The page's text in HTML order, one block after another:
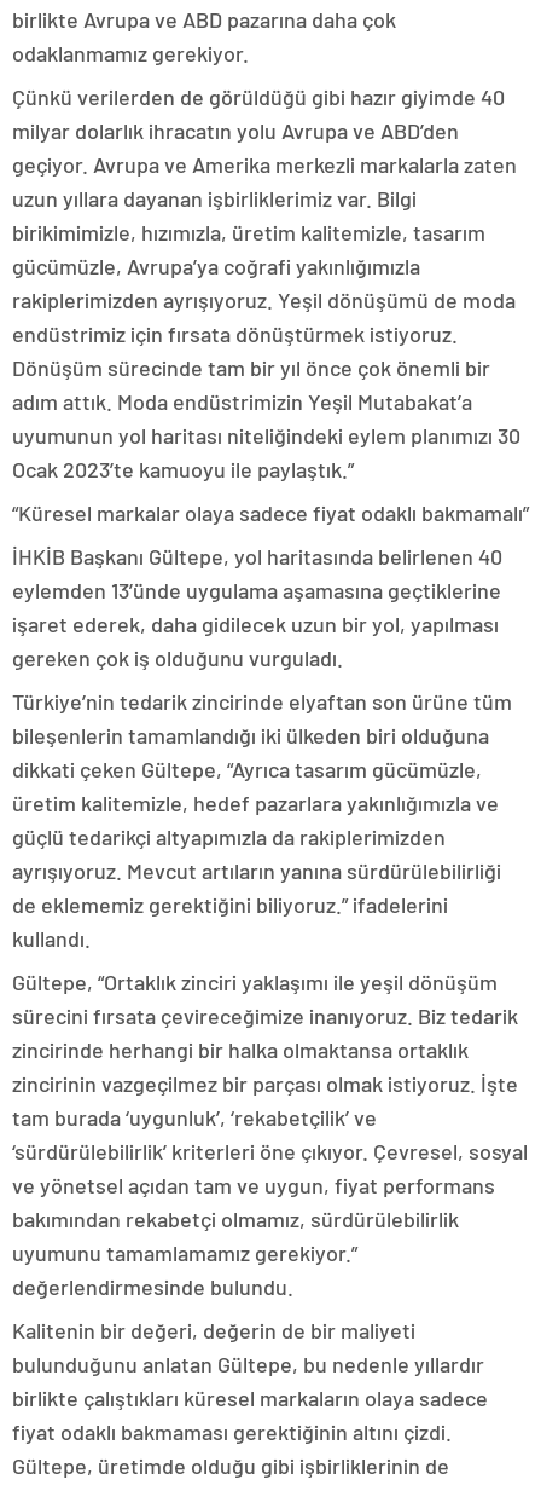
birlikte Avrupa ve ABD pazarına daha çok
odaklanmamız gerekiyor.
Çünkü verilerden de görüldüğü gibi hazır giyimde 40
milyar dolarlık ihracatın yolu Avrupa ve ABD’den
geçiyor. Avrupa ve Amerika merkezli markalarla zaten
uzun yıllara dayanan işbirliklerimiz var. Bilgi
birikimimizle, hızımızla, üretim kalitemizle, tasarım
gücümüzle, Avrupa’ya coğrafi yakınlığımızla
rakiplerimizden ayrışıyoruz. Yeşil dönüşümü de moda
endüstrimiz için fırsata dönüştürmek istiyoruz.
Dönüşüm sürecinde tam bir yıl önce çok önemli bir
adım attık. Moda endüstrimizin Yeşil Mutabakat’a
uyumunun yol haritası niteliğindeki eylem planımızı 30
Ocak 2023’te kamuoyu ile paylaştık.”
“Küresel markalar olaya sadece fiyat odaklı bakmamalı”
İHKİB Başkanı Gültepe, yol haritasında belirlenen 40
eylemden 13’ünde uygulama aşamasına geçtiklerine
işaret ederek, daha gidilecek uzun bir yol, yapılması
gereken çok iş olduğunu vurguladı.
Türkiye’nin tedarik zincirinde elyaftan son ürüne tüm
bileşenlerin tamamlandığı iki ülkeden biri olduğuna
dikkati çeken Gültepe, “Ayrıca tasarım gücümüzle,
üretim kalitemizle, hedef pazarlara yakınlığımızla ve
güçlü tedarikçi altyapımızla da rakiplerimizden
ayrışıyoruz. Mevcut artıların yanına sürdürülebilirliği
de eklememiz gerektiğini biliyoruz.” ifadelerini
kullandı.
Gültepe, “Ortaklık zinciri yaklaşımı ile yeşil dönüşüm
sürecini fırsata çevireceğimize inanıyoruz. Biz tedarik
zincirinde herhangi bir halka olmaktansa ortaklık
zincirinin vazgeçilmez bir parçası olmak istiyoruz. İşte
tam burada ‘uygunluk’, ‘rekabetçilik’ ve
‘sürdürülebilirlik’ kriterleri öne çıkıyor. Çevresel, sosyal
ve yönetsel açıdan tam ve uygun, fiyat performans
bakımından rekabetçi olmamız, sürdürülebilirlik
uyumunu tamamlamamız gerekiyor.”
değerlendirmesinde bulundu.
Kalitenin bir değeri, değerin de bir maliyeti
bulunduğunu anlatan Gültepe, bu nedenle yıllardır
birlikte çalıştıkları küresel markaların olaya sadece
fiyat odaklı bakmaması gerektiğinin altını çizdi.
Gültepe, üretimde olduğu gibi işbirliklerinin de